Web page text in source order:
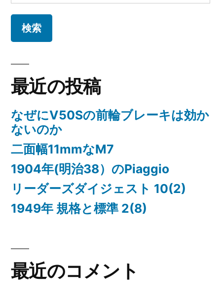
シ
ョ
ン
索:
最近の投稿
なぜにV50Sの前輪ブレーキは効か
ないのか
二面幅11mmなM7
1904年(明治38）のPiaggio
リーダーズダイジェスト 10(2)
1949年 規格と標準 2(8)
最近のコメント